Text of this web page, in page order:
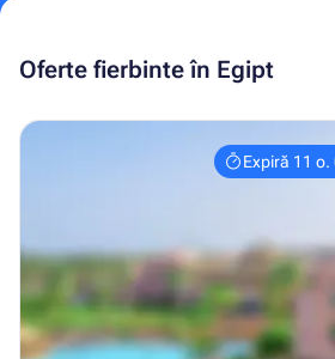
Oferte fierbinte în Egipt
Expiră 11 o.